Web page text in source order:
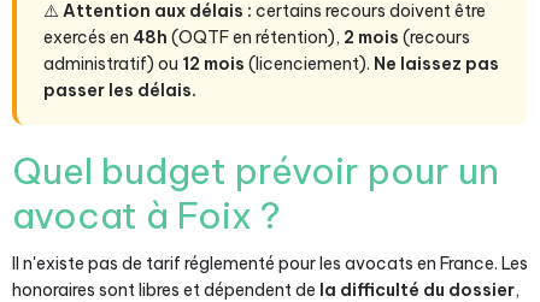
⚠️ Attention aux délais : certains recours doivent être
exercés en 48h (OQTF en rétention), 2 mois (recours
administratif) ou 12 mois (licenciement). Ne laissez pas
passer les délais.
Quel budget prévoir pour un
avocat à Foix ?
Il n'existe pas de tarif réglementé pour les avocats en France. Les
honoraires sont libres et dépendent de la difficulté du dossier,